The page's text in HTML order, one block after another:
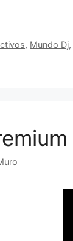
, Mundo Dj,